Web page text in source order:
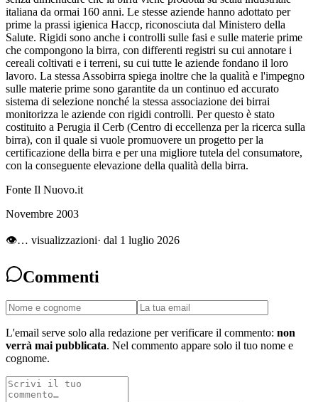
italiana da ormai 160 anni. Le stesse aziende hanno adottato per
prime la prassi igienica Haccp, riconosciuta dal Ministero della
Salute. Rigidi sono anche i controlli sulle fasi e sulle materie prime
che compongono la birra, con differenti registri su cui annotare i
cereali coltivati e i terreni, su cui tutte le aziende fondano il loro
lavoro. La stessa Assobirra spiega inoltre che la qualità e l'impegno
sulle materie prime sono garantite da un continuo ed accurato
sistema di selezione nonché la stessa associazione dei birrai
monitorizza le aziende con rigidi controlli. Per questo è stato
costituito a Perugia il Cerb (Centro di eccellenza per la ricerca sulla
birra), con il quale si vuole promuovere un progetto per la
certificazione della birra e per una migliore tutela del consumatore,
con la conseguente elevazione della qualità della birra.
Fonte Il Nuovo.it
Novembre 2003
👁… visualizzazioni· dal 1 luglio 2026
Commenti
L'email serve solo alla redazione per verificare il commento: non
verrà mai pubblicata. Nel commento appare solo il tuo nome e
cognome.